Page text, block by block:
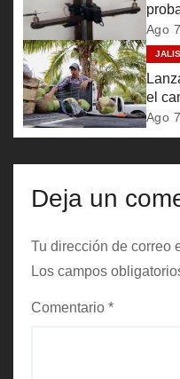
n
t
r
a
d
s
Ago
el
Ago
Deja un
Tu dirección de correo
Los campos
Comentario *